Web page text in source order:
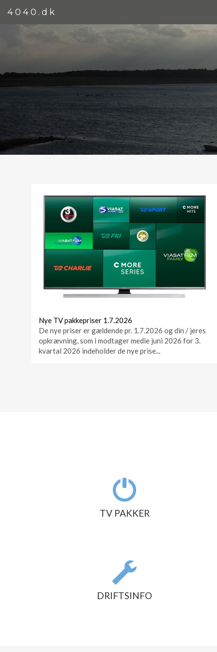
4040.dk
Nye TV pakkepriser 1.7.2026
De nye priser er gældende pr. 1.7.2026 og din / jeres
opkrævning, som i modtager medie juni 2026 for 3.
kvartal 2026 indeholder de nye prise...
TV PAKKER
DRIFTSINFO